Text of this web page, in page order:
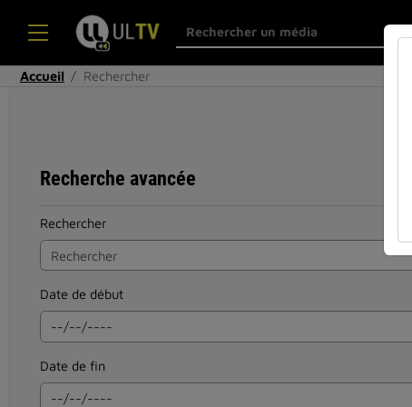
Accueil Rechercher
Recherche avancée
Rechercher
Date de début
Date de fin